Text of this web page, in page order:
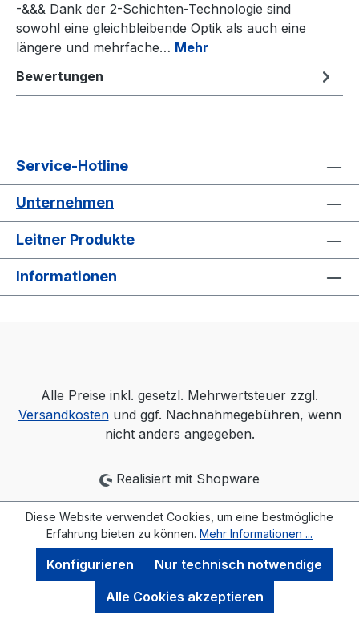
-&&& Dank der 2-Schichten-Technologie sind
sowohl eine gleichbleibende Optik als auch eine
längere und mehrfache… Mehr
Bewertungen
Service-Hotline
Unternehmen
Leitner Produkte
Informationen
Alle Preise inkl. gesetzl. Mehrwertsteuer zzgl.
Versandkostenund ggf. Nachnahmegebühren, wenn
nicht anders angegeben.
Realisiert mit Shopware
Diese Website verwendet Cookies, um eine bestmögliche
Erfahrung bieten zu können. Mehr Informationen ...
Nur technisch notwendige
Konfigurieren
Alle Cookies akzeptieren